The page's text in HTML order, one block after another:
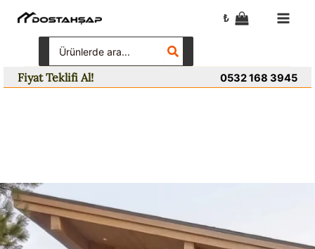
₺
for:
Fiyat Teklifi Al! 0532 168 3945